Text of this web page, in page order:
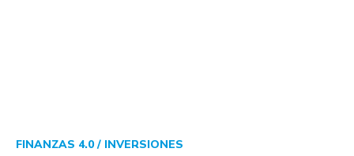
FINANZAS 4.0 / INVERSIONES